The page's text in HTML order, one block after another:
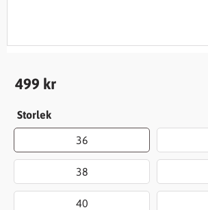
499 kr
Storlek
36
38
40